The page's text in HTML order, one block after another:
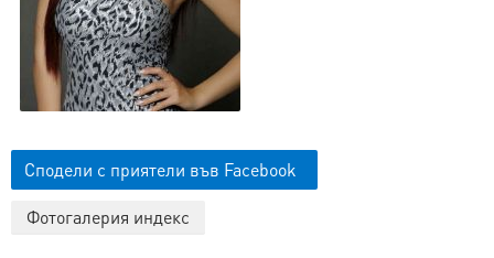
Сподели с приятели във Facebook
Фотогалерия индекс